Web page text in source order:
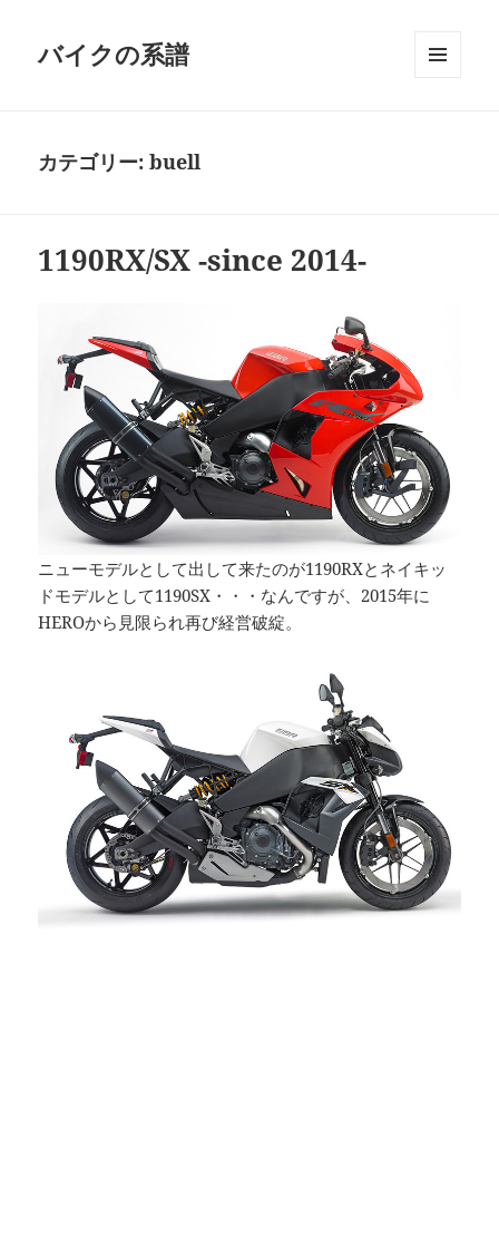
バイクの系譜
カテゴリー:buell
1190RX/SX -since 2014-
ニューモデルとして出して来たのが1190RXとネイキッ
ドモデルとして1190SX・・・なんですが、2015年に
HEROから見限られ再び経営破綻。